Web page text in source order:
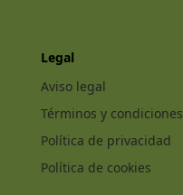
Legal
Aviso legal
Términos y condiciones
Política de privacidad
Política de cookies